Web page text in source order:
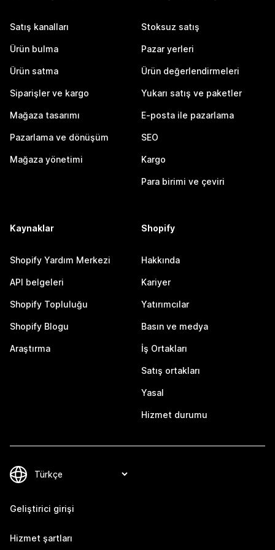
Satış kanalları
Ürün bulma
Ürün satma
Siparişler ve kargo
Mağaza tasarımı
Pazarlama ve dönüşüm
Mağaza yönetimi
Stoksuz satış
Pazar yerleri
Ürün değerlendirmeleri
Yukarı satış ve paketler
E-posta ile pazarlama
SEO
Kargo
Para birimi ve çeviri
Kaynaklar
Shopify Yardım Merkezi
API belgeleri
Shopify Topluluğu
Shopify Blogu
Araştırma
Shopify
Hakkında
Kariyer
Yatırımcılar
Basın ve medya
İş Ortakları
Satış ortakları
Yasal
Hizmet durumu
Geliştirici girişi
Hizmet şartları